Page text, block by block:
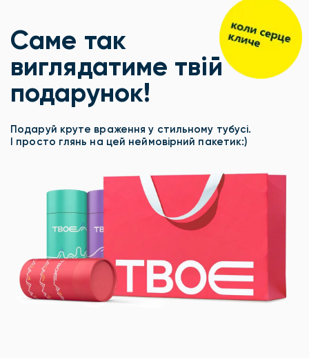
Саме так
виглядатиме твій
подарунок!
Подаруй круте враження у стильному тубусі.
І просто глянь на цей неймовірний пакетик:)